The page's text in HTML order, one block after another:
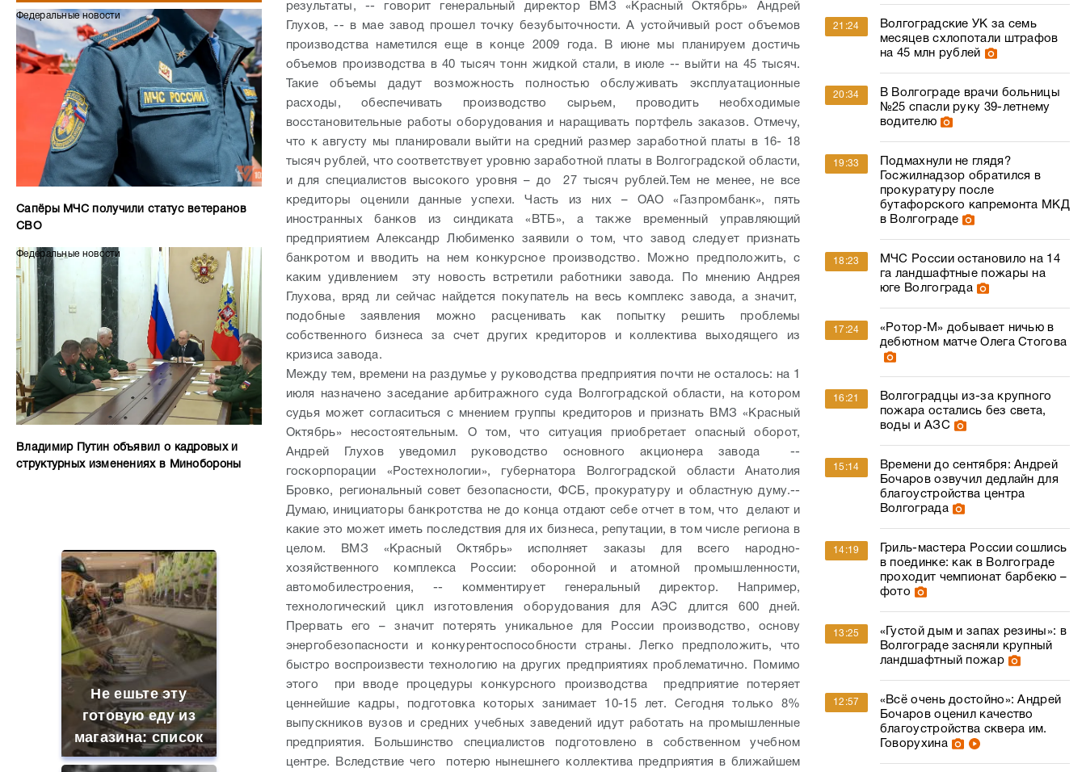
Федеральные новости
Сапёры МЧС получили статус ветеранов
СВО
Федеральные новости
Владимир Путин объявил о кадровых и
структурных изменениях в Минобороны
Не ешьте эту
готовую еду из
магазина: список
результаты, -- говорит генеральный директор ВМЗ «Красный Октябрь» Андрей
Глухов, -- в мае завод прошел точку безубыточности. А устойчивый рост объемов
производства наметился еще в конце 2009 года. В июне мы планируем достичь
объемов производства в 40 тысяч тонн жидкой стали, в июле -- выйти на 45 тысяч.
Такие объемы дадут возможность полностью обслуживать эксплуатационные
расходы, обеспечивать производство сырьем, проводить необходимые
восстановительные работы оборудования и наращивать портфель заказов. Отмечу,
что к августу мы планировали выйти на средний размер заработной платы в 16- 18
тысяч рублей, что соответствует уровню заработной платы в Волгоградской области,
и для специалистов высокого уровня – до 27 тысяч рублей.
Тем не менее, не все
кредиторы оценили данные успехи. Часть из них – ОАО «Газпромбанк», пять
иностранных банков из синдиката «ВТБ», а также временный управляющий
предприятием Александр Любименко заявили о том, что завод следует признать
банкротом и вводить на нем конкурсное производство. Можно предположить, с
каким удивлением эту новость встретили работники завода. По мнению Андрея
Глухова, вряд ли сейчас найдется покупатель на весь комплекс завода, а значит,
подобные заявления можно расценивать как попытку решить проблемы
собственного бизнеса за счет других кредиторов и коллектива выходящего из
кризиса завода.
Между тем, времени на раздумье у руководства предприятия почти не осталось: на 1
июля назначено заседание арбитражного суда Волгоградской области, на котором
судья может согласиться с мнением группы кредиторов и признать ВМЗ «Красный
Октябрь» несостоятельным. О том, что ситуация приобретает опасный оборот,
Андрей Глухов уведомил руководство основного акционера завода --
госкорпорации «Ростехнологии», губернатора Волгоградской области Анатолия
Бровко, региональный совет безопасности, ФСБ, прокуратуру и областную думу.--
Думаю, инициаторы банкротства не до конца отдают себе отчет в том, что делают и
какие это может иметь последствия для их бизнеса, репутации, в том числе региона в
целом. ВМЗ «Красный Октябрь» исполняет заказы для всего народно-
хозяйственного комплекса России: оборонной и атомной промышленности,
автомобилестроения, -- комментирует генеральный директор. Например,
технологический цикл изготовления оборудования для АЭС длится 600 дней.
Прервать его – значит потерять уникальное для России производство, основу
энергобезопасности и конкурентоспособности страны. Легко предположить, что
быстро воспроизвести технологию на других предприятиях проблематично. Помимо
этого при вводе процедуры конкурсного производства предприятие потеряет
ценнейшие кадры, подготовка которых занимает 10-15 лет. Сегодня только 8%
выпускников вузов и средних учебных заведений идут работать на промышленные
предприятия. Большинство специалистов подготовлено в собственном учебном
центре. Вследствие чего потерю нынешнего коллектива предприятия в ближайшем
21:24
Волгоградские УК за семь
месяцев схлопотали штрафов
на 45 млн рублей
20:34
В Волгограде врачи больницы
№25 спасли руку 39-летнему
водителю
19:33
Подмахнули не глядя?
Госжилнадзор обратился в
прокуратуру после
бутафорского капремонта МКД
в Волгограде
18:23
МЧС России остановило на 14
га ландшафтные пожары на
юге Волгограда
17:24
«Ротор‑М» добывает ничью в
дебютном матче Олега Стогова
16:21
Волгоградцы из-за крупного
пожара остались без света,
воды и АЗС
15:14
Времени до сентября: Андрей
Бочаров озвучил дедлайн для
благоустройства центра
Волгограда
14:19
Гриль-мастера России сошлись
в поединке: как в Волгограде
проходит чемпионат барбекю –
фото
13:25
«Густой дым и запах резины»: в
Волгограде засняли крупный
ландшафтный пожар
12:57
«Всё очень достойно»: Андрей
Бочаров оценил качество
благоустройства сквера им.
Говорухина